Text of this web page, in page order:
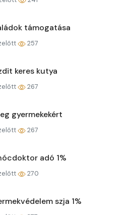
támogatása
257
keres kutya
267
gyermekekért
267
adó 1%
270
szja 1%